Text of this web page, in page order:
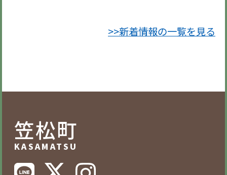
>>新着情報の一覧を見る
笠松町
KASAMATSU